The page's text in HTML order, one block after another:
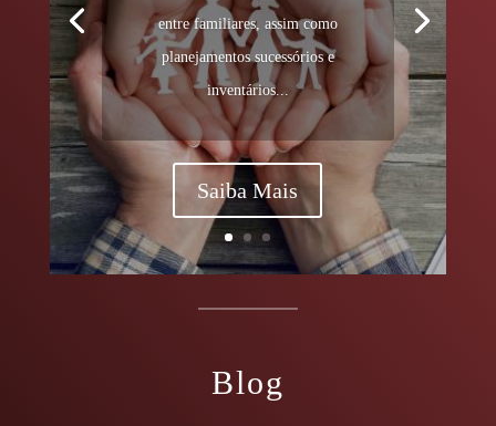
entre familiares, assim como
planejamentos sucessórios e
inventários...
Saiba Mais
Blog